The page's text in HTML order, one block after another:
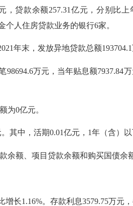
贷款余额257.31亿元，分别比上
个人住房贷款业务的银行6家。
年末，发放异地贷款总额193704.1
万元，当年贴息额7937.84
为0亿元。
中，活期0.01亿元，1年（含）以
额、项目贷款余额和购买国债余
1.16%。存款利息3579.75万元，